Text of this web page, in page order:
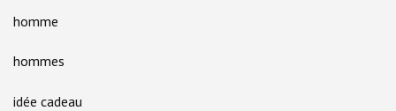
homme
hommes
idée cadeau